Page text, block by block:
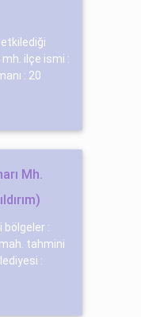
ilçe ismi :
: 20
Mh.
:
tahmini
: